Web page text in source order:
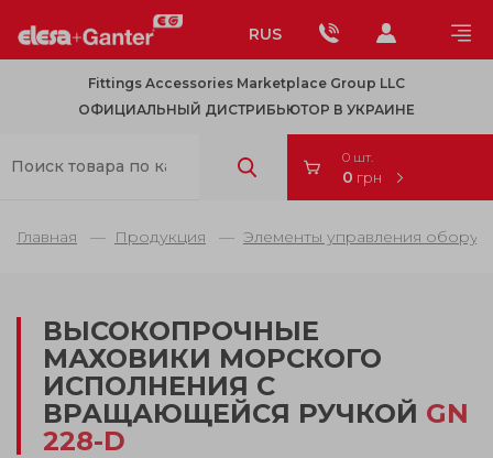
RUS
Fittings Accessories Marketplace Group LLC
ОФИЦИАЛЬНЫЙ ДИСТРИБЬЮТОР В УКРАИНЕ
0 шт.
0 грн
Главная Продукция Элементы управления
ВЫСОКОПРОЧНЫЕ
МАХОВИКИ МОРСКОГО
ИСПОЛНЕНИЯ С
ВРАЩАЮЩЕЙСЯ РУЧКОЙ GN
228-D